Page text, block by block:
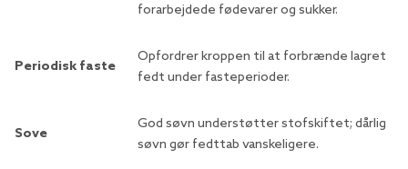
forarbejdede fødevarer og sukker.
Periodisk faste
Opfordrer kroppen til at forbrænde lagret
fedt under fasteperioder.
Sove
God søvn understøtter stofskiftet; dårlig
søvn gør fedttab vanskeligere.